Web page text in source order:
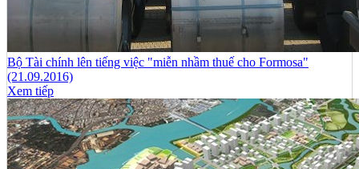
Bộ Tài chính lên tiếng việc "miễn nhầm thuế cho Formosa"
(21.09.2016)
Xem tiếp